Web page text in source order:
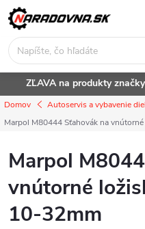
Prejsť
na
obsah
ZĽAVA na produkty
Domov Autoservis a vybavenie
Marpol M80444 Sťahovák na
Marpol
vnútorné
10-32mm